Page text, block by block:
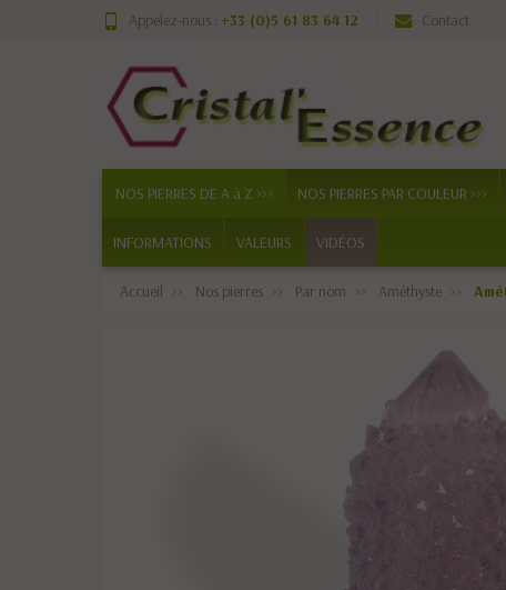
Appelez-nous : +33 (0)5 61 83 64 12 Contact
NOS PIERRES DE A à Z >>> NOS PIERRES PAR COULEUR >>>
INFORMATIONS VALEURS VIDÉOS
Accueil Nos pierres Par nom Améthyste